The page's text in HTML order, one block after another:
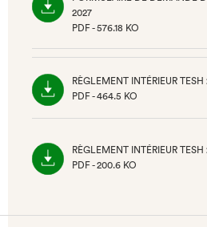
2027
PDF - 576.18 KO
ONGLET)
RÈGLEMENT INTÉRIEUR
PDF - 464.5 KO
RÈGLEMENT INTÉRIEUR
PDF - 200.6 KO